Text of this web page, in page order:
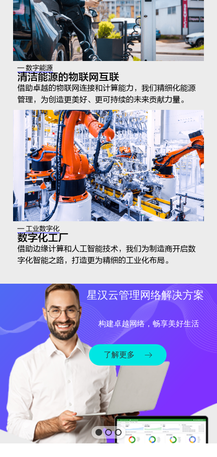
— 数字能源
清洁能源的物联网互联
借助卓越的物联网连接和计算能力，我们精细化能源
管理，为创造更美好、更可持续的未来贡献力量。
— 工业数字化
数字化工厂
借助边缘计算和人工智能技术，我们为制造商开启数
字化智能之路，打造更为精细的工业化布局。
星汉云管理网络解决方案
构建卓越网络，畅享美好生活
了解更多